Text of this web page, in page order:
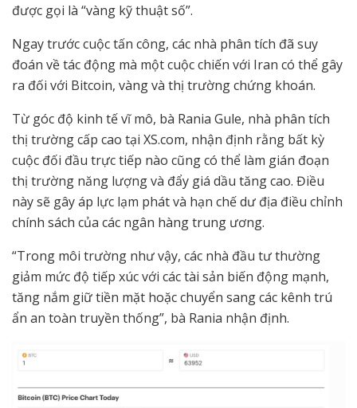
được gọi là “vàng kỹ thuật số”.
Ngay trước cuộc tấn công, các nhà phân tích đã suy
đoán về tác động mà một cuộc chiến với Iran có thể gây
ra đối với Bitcoin, vàng và thị trường chứng khoán.
Từ góc độ kinh tế vĩ mô, bà Rania Gule, nhà phân tích
thị trường cấp cao tại XS.com, nhận định rằng bất kỳ
cuộc đối đầu trực tiếp nào cũng có thể làm gián đoạn
thị trường năng lượng và đẩy giá dầu tăng cao. Điều
này sẽ gây áp lực lạm phát và hạn chế dư địa điều chỉnh
chính sách của các ngân hàng trung ương.
“Trong môi trường như vậy, các nhà đầu tư thường
giảm mức độ tiếp xúc với các tài sản biến động mạnh,
tăng nắm giữ tiền mặt hoặc chuyển sang các kênh trú
ẩn an toàn truyền thống”, bà Rania nhận định.